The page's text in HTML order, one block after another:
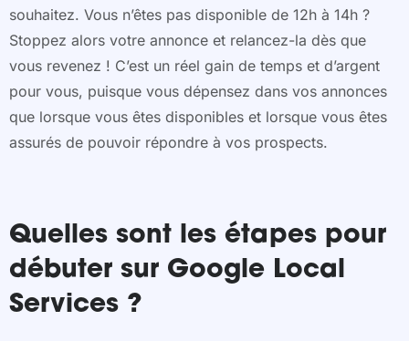
souhaitez. Vous n’êtes pas disponible de 12h à 14h ?
Stoppez alors votre annonce et relancez-la dès que
vous revenez ! C’est un réel gain de temps et d’argent
pour vous, puisque vous dépensez dans vos annonces
que lorsque vous êtes disponibles et lorsque vous êtes
assurés de pouvoir répondre à vos prospects.
Quelles sont les étapes pour
débuter sur Google Local
Services ?